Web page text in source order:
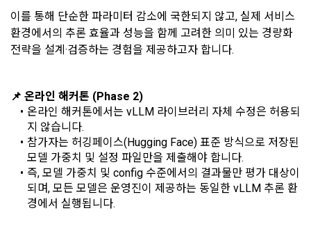
한다.
생한다.
1. "회사"는 이 약관의 내용과 상호, 영업소 소재지, 대표자의 성
명, 사업자등록번호, 연락처 등을 "회원"이 알 수 있도록 초기 화
면에 게시하거나 기타의 방법으로 "회원"에게 공지해야 한다.
2. "회사"는 약관의규제등에관한법률, 전기통신기본법, 전기통
신사업법, 정보통신망이용촉진등에관한법률, 전자상거래 등에
서의 소비자보호에 관한 법률, 전자문서 및 전자거래기본법, 전
본인인증, 채용정보 매칭 및 컨텐츠 제공을 위한 개인식별, 회원
간의 상호 연락, 구매 및 요금 결제, 물품 및 증빙발송, 부정 이용
방지와 비인가 사용방지
3) 서비스 개발 및 마케팅ㆍ광고 활용
맞춤 서비스 제공, 서비스 안내 및 이용권유, 서비스 개선 및 신
규 서비스 개발을 위한 통계 및 접속빈도 파악, 통계학적 특성에
따른 광고, 이벤트 정보 및 참여기회 제공
4) 고용 및 취업동향 파악을 위한 통계학적 분석, 서비스 고도화
를 위한 데이터 분석
이를 통해 단순한 파라미터 감소에 국한되지 않고, 실제 서비스
환경에서의 추론 효율과 성능을 함께 고려한 의미 있는 경량화
전략을 설계·검증하는 경험을 제공하고자 합니다.
📌 온라인 해커톤 (Phase 2)
온라인 해커톤에서는 vLLM 라이브러리 자체 수정은 허용되
지 않습니다.
참가자는 허깅페이스(Hugging Face) 표준 방식으로 저장된
모델 가중치 및 설정 파일만을 제출해야 합니다.
즉, 모델 가중치 및 config 수준에서의 결과물만 평가 대상이
되며, 모든 모델은 운영진이 제공하는 동일한 vLLM 추론 환
경에서 실행됩니다.